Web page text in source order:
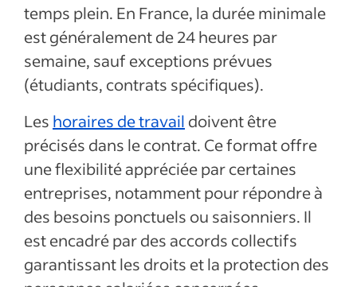
temps plein. En France, la durée minimale
est généralement de 24 heures par
semaine, sauf exceptions prévues
(étudiants, contrats spécifiques).
Les horaires de travail doivent être
précisés dans le contrat. Ce format offre
une flexibilité appréciée par certaines
entreprises, notamment pour répondre à
des besoins ponctuels ou saisonniers. Il
est encadré par des accords collectifs
garantissant les droits et la protection des